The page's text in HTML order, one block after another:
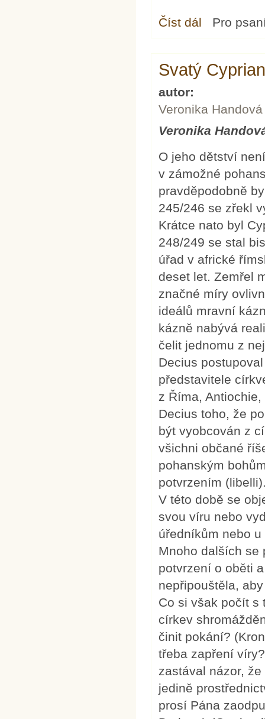
Číst dál Jacob Böhme
Pro
Svatý
autor:
Veronika Handová
Veronika
O jeho dětství
v zámožné
pravděpodobně
245/246 se zřekl
Krátce nato byl
248/249 se stal
úřad v africké
deset let. Zemřel
značné míry
ideálů mravní
kázně nabývá
čelit jednomu z
Decius
představitele
z Říma,
Decius toho, že
být vyobcován z
všichni občané
pohanským
potvrzením
V této době se
svou víru nebo
úředníkům nebo
Mnoho dalších se
potvrzení o oběti
nepřipouštěla,
Co si však počít s
církev
činit pokání?
třeba zapření
zastával názor,
jedině
prosí Pána